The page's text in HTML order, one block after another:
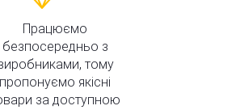
Працюємо
безпосередньо з
тому
пропонуємо якісні
за доступною